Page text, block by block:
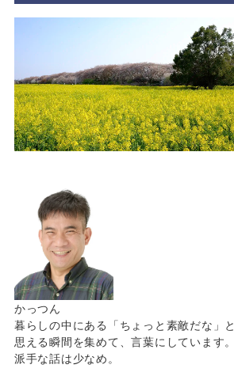
かっつん
暮らしの中にある「ちょっと素敵だな」と
思える瞬間を集めて、言葉にしています。
派手な話は少なめ。